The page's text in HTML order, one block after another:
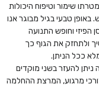
שימור וטיפוח היכולות
באופן טבעי בגיל מבוגר אנו
וחופש התנועה
ולתחזק את הגוף כך
ככל הניתן.
ניתן להעזר בשני מוקדים
מרגוע, המרצת ההחלמה